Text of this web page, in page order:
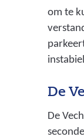
om te
De
De